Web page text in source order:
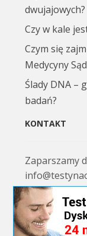
dwujajowych?
Czy w kale
Czym się
Medycyny
Ślady DNA –
badań?
KONTAKT
Zaparszamy